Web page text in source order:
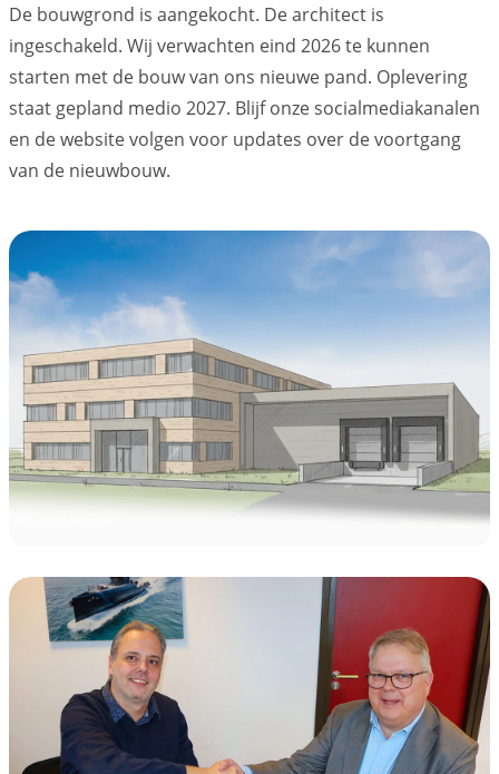
De bouwgrond is aangekocht. De architect is
ingeschakeld. Wij verwachten eind 2026 te kunnen
starten met de bouw van ons nieuwe pand. Oplevering
staat gepland medio 2027. Blijf onze socialmediakanalen
en de website volgen voor updates over de voortgang
van de nieuwbouw.